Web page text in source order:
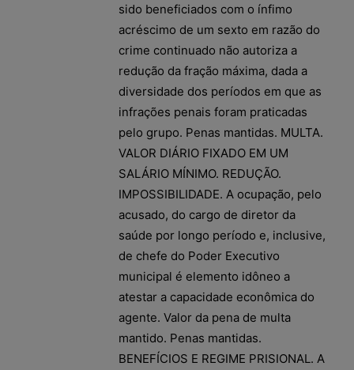
sido beneficiados com o ínfimo
acréscimo de um sexto em razão do
crime continuado não autoriza a
redução da fração máxima, dada a
diversidade dos períodos em que as
infrações penais foram praticadas
pelo grupo. Penas mantidas. MULTA.
VALOR DIÁRIO FIXADO EM UM
SALÁRIO MÍNIMO. REDUÇÃO.
IMPOSSIBILIDADE. A ocupação, pelo
acusado, do cargo de diretor da
saúde por longo período e, inclusive,
de chefe do Poder Executivo
municipal é elemento idôneo a
atestar a capacidade econômica do
agente. Valor da pena de multa
mantido. Penas mantidas.
BENEFÍCIOS E REGIME PRISIONAL. A